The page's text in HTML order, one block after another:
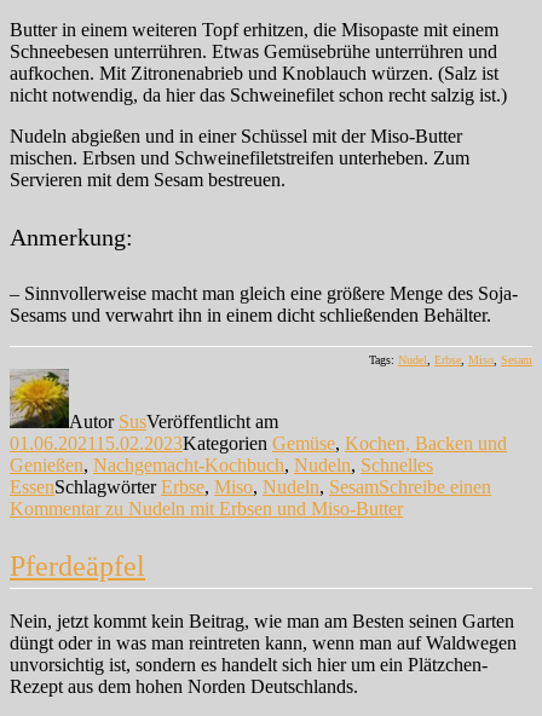
Butter in einem weiteren Topf erhitzen, die Misopaste mit einem
Schneebesen unterrühren. Etwas Gemüsebrühe unterrühren und
aufkochen. Mit Zitronenabrieb und Knoblauch würzen. (Salz ist
nicht notwendig, da hier das Schweinefilet schon recht salzig ist.)
Nudeln abgießen und in einer Schüssel mit der Miso-Butter
mischen. Erbsen und Schweinefiletstreifen unterheben. Zum
Servieren mit dem Sesam bestreuen.
Anmerkung:
– Sinnvollerweise macht man gleich eine größere Menge des Soja-
Sesams und verwahrt ihn in einem dicht schließenden Behälter.
Tags: Nudel Erbse Miso Sesam
Autor SusVeröffentlicht am
01.06.202115.02.2023Kategorien Gemüse, Kochen, Backen und
Genießen, Nachgemacht-Kochbuch, Nudeln, Schnelles
EssenSchlagwörterErbse, Miso, Nudeln, SesamSchreibe einen
Kommentarzu Nudeln mit Erbsen und Miso-Butter
Pferdeäpfel
Nein, jetzt kommt kein Beitrag, wie man am Besten seinen Garten
düngt oder in was man reintreten kann, wenn man auf Waldwegen
unvorsichtig ist, sondern es handelt sich hier um ein Plätzchen-
Rezept aus dem hohen Norden Deutschlands.